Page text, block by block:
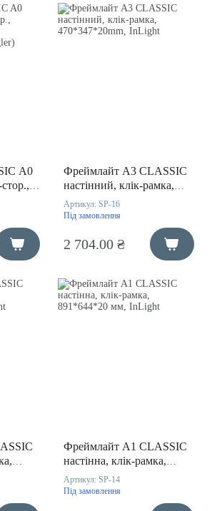
A0
Фреймлайт A3 CLASSIC
настінний, клік-рамка,
470*347*20mm, InLight
Артикул: SP-16
Під замовлення
2 704.00 ₴
Фреймлайт A1 CLASSIC
настінна, клік-рамка,
891*644*20 мм, InLight
Артикул: SP-14
Під замовлення